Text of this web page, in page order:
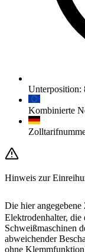
Unterposition:
Kombinierte
Hinweis zur
Die hier
Elektrodenhalter, die
Schweißmaschinen
abweichender
ohne